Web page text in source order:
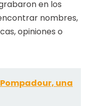
en los
nombres,
opiniones o
una